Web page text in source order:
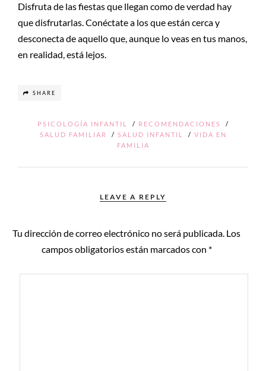
Disfruta de las fiestas que llegan como de verdad hay
que disfrutarlas. Conéctate a los que están cerca y
desconecta de aquello que, aunque lo veas en tus manos,
en realidad, está lejos.
SHARE
PSICOLOGÍA INFANTIL / RECOMENDACIONES
/
SALUD FAMILIAR
/ SALUD INFANTIL / VIDA EN
FAMILIA
LEAVE A REPLY
Tu dirección de correo electrónico no será publicada. Los
campos obligatorios están marcados con *